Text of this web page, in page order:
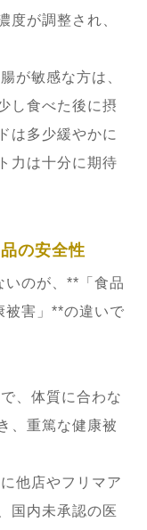
度が調整され、
が敏感な方は、
し食べた後に摂
は多少緩やかに
力は十分に期待
の安全性
いのが、**「食品
被害」**の違いで
、体質に合わな
、重篤な健康被
他店やフリマア
国内未承認の医